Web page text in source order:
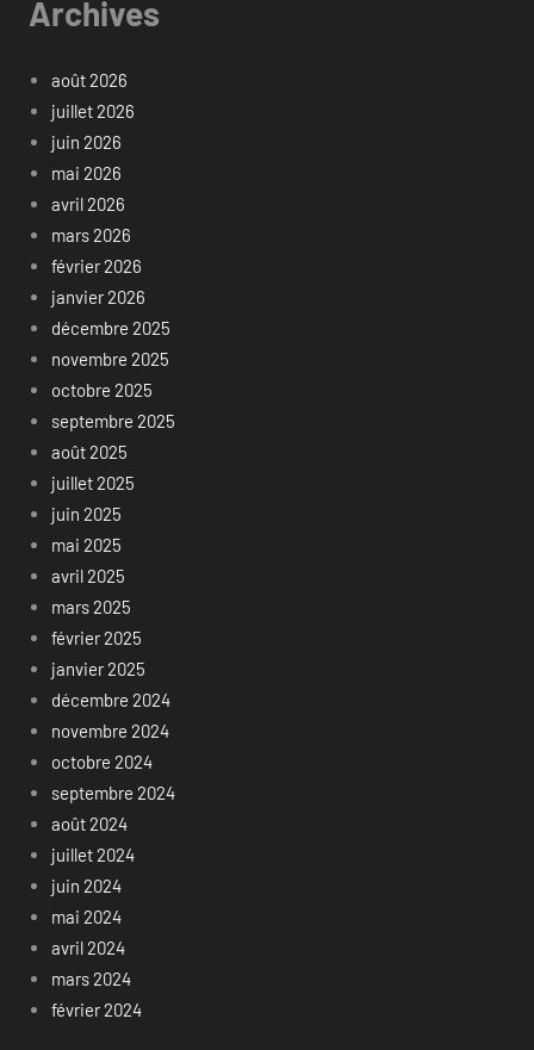
Archives
août 2026
juillet 2026
juin 2026
mai 2026
avril 2026
mars 2026
février 2026
janvier 2026
décembre 2025
novembre 2025
octobre 2025
septembre 2025
août 2025
juillet 2025
juin 2025
mai 2025
avril 2025
mars 2025
février 2025
janvier 2025
décembre 2024
novembre 2024
octobre 2024
septembre 2024
août 2024
juillet 2024
juin 2024
mai 2024
avril 2024
mars 2024
février 2024